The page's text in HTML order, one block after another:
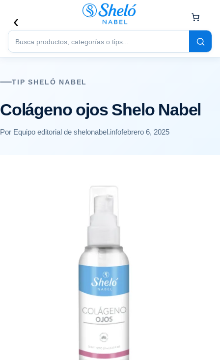
Buscar
productos
TIP SHELÓ NABEL
Colágeno ojos Shelo Nabel
Por Equipo editorial de shelonabel.infofebrero 6, 2025